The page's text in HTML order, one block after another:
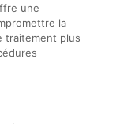
une
la
traitement plus